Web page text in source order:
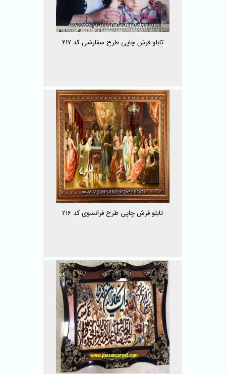
تابلو فرش چاپی طرح سفارشی کد 217
تابلو فرش چاپی طرح فرانسوی کد 216